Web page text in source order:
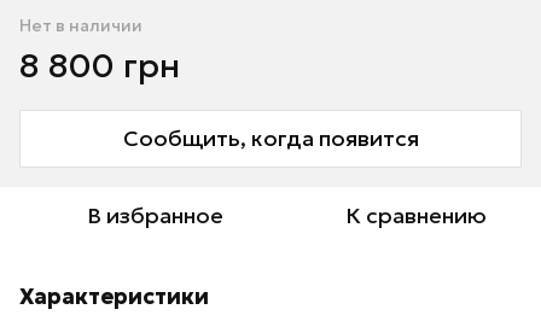
Нет в наличии
8 800 грн
Сообщить, когда появится
В избранное К сравнению
Характеристики